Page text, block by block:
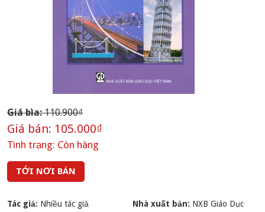
Giá bìa:110.900₫
Giá bán: 105.000₫
Tình trạng: Còn hàng
TỚI NƠI BÁN
Tác giả: Nhiều tác giả Nhà xuất bản: NXB Giáo Dục